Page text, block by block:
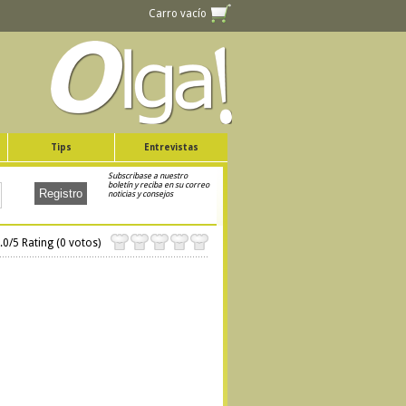
Carro vacío
Tips Entrevistas
Subscribase a nuestro
boletín y reciba en su correo
noticias y consejos
5 Rating (0 votos)